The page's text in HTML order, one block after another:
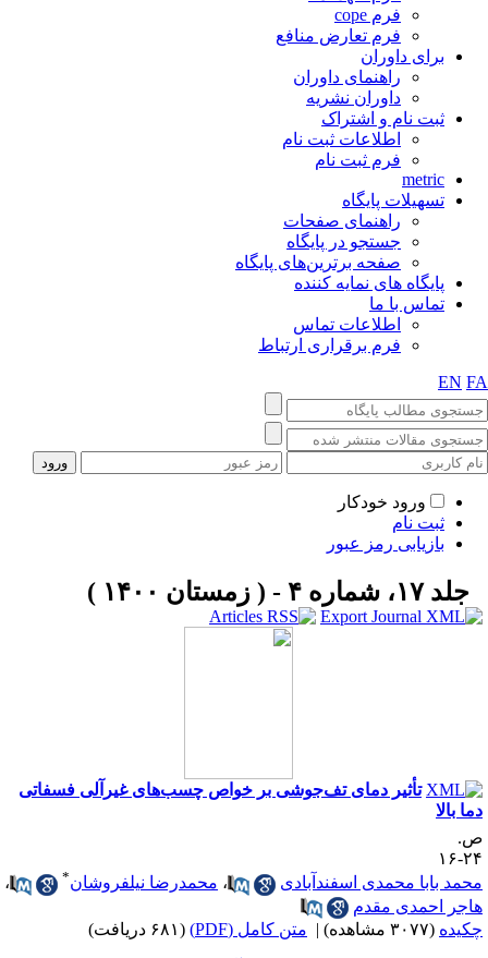
فرم cope
فرم تعارض منافع
برای داوران
راهنمای داوران
داوران نشریه
ثبت نام و اشتراک
اطلاعات ثبت نام
فرم ثبت نام
metric
تسهیلات پایگاه
راهنمای صفحات
جستجو در پایگاه
صفحه برترین‌های پایگاه
پایگاه های نمایه کننده
تماس با ما
اطلاعات تماس
فرم برقراری ارتباط
EN
ورود خودکار
ثبت نام
بازیابی رمز عبور
جلد ۱۷، شماره ۴ - ( زمستان ۱۴۰۰ )
تأثیر دمای تف‌جوشی بر خواص چسب‌های غیرآلی فسفاتی
بالا
۱۶
بابا محمدی اسفندآبادی
،محمدرضا نیلفروشان *
،
احمدی مقدم
(۳۰۷۷ مشاهده) | متن کامل (PDF) (۶۸۱ دریافت)